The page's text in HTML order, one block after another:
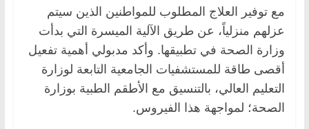
مع توفير العلاج المطلوب للمواطنين الذين سيتم
عزلهم منزلياً، عن طريق الآلية الميسرة التي بدأت
وزارة الصحة في تطبيقها. وأكد مدبولي أهمية تفعيل
أقصى طاقة للمستشفيات الجامعية التابعة لوزارة
التعليم العالي، بالتنسيق مع الأطقم الطبية بوزارة
الصحة؛ لمواجهة هذا الفيروس.